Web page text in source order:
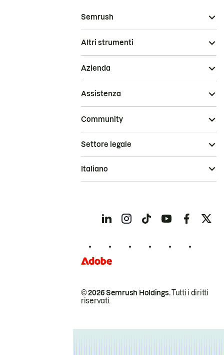
Semrush
Altri strumenti
Azienda
Assistenza
Community
© 2026 Semrush Holdings.Tutti i diritti
riservati.
Settore legale
Italiano